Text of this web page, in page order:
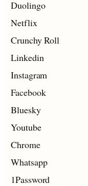
Duolingo
Netflix
Crunchy Roll
Linkedin
Instagram
Facebook
Bluesky
Youtube
Chrome
Whatsapp
1Password